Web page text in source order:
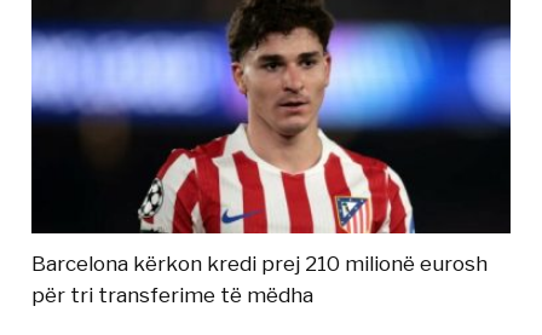
Barcelona kërkon kredi prej 210 milionë eurosh
për tri transferime të mëdha